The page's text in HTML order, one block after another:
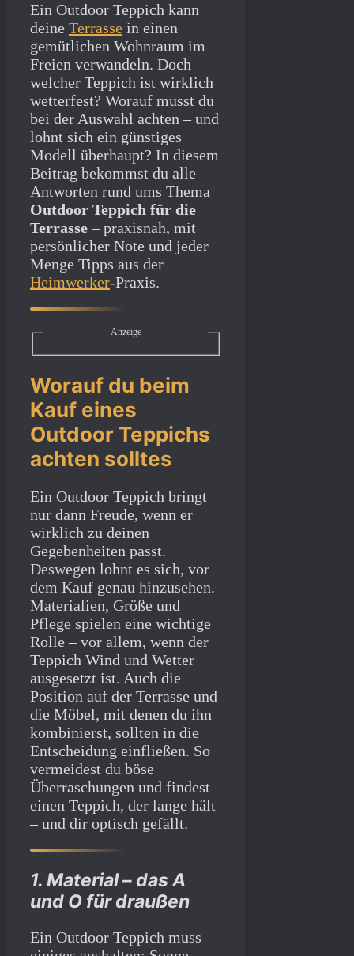
Ein Outdoor Teppich kann
deine Terrasse in einen
gemütlichen Wohnraum im
Freien verwandeln. Doch
welcher Teppich ist wirklich
wetterfest? Worauf musst du
bei der Auswahl achten – und
lohnt sich ein günstiges
Modell überhaupt? In diesem
Beitrag bekommst du alle
Antworten rund ums Thema
Outdoor Teppich für die
Terrasse – praxisnah, mit
persönlicher Note und jeder
Menge Tipps aus der
Heimwerker-Praxis.
Anzeige
Worauf du beim
Kauf eines
Outdoor Teppichs
achten solltes
Ein Outdoor Teppich bringt
nur dann Freude, wenn er
wirklich zu deinen
Gegebenheiten passt.
Deswegen lohnt es sich, vor
dem Kauf genau hinzusehen.
Materialien, Größe und
Pflege spielen eine wichtige
Rolle – vor allem, wenn der
Teppich Wind und Wetter
ausgesetzt ist. Auch die
Position auf der Terrasse und
die Möbel, mit denen du ihn
kombinierst, sollten in die
Entscheidung einfließen. So
vermeidest du böse
Überraschungen und findest
einen Teppich, der lange hält
– und dir optisch gefällt.
1. Material – das A
und O für draußen
Ein Outdoor Teppich muss